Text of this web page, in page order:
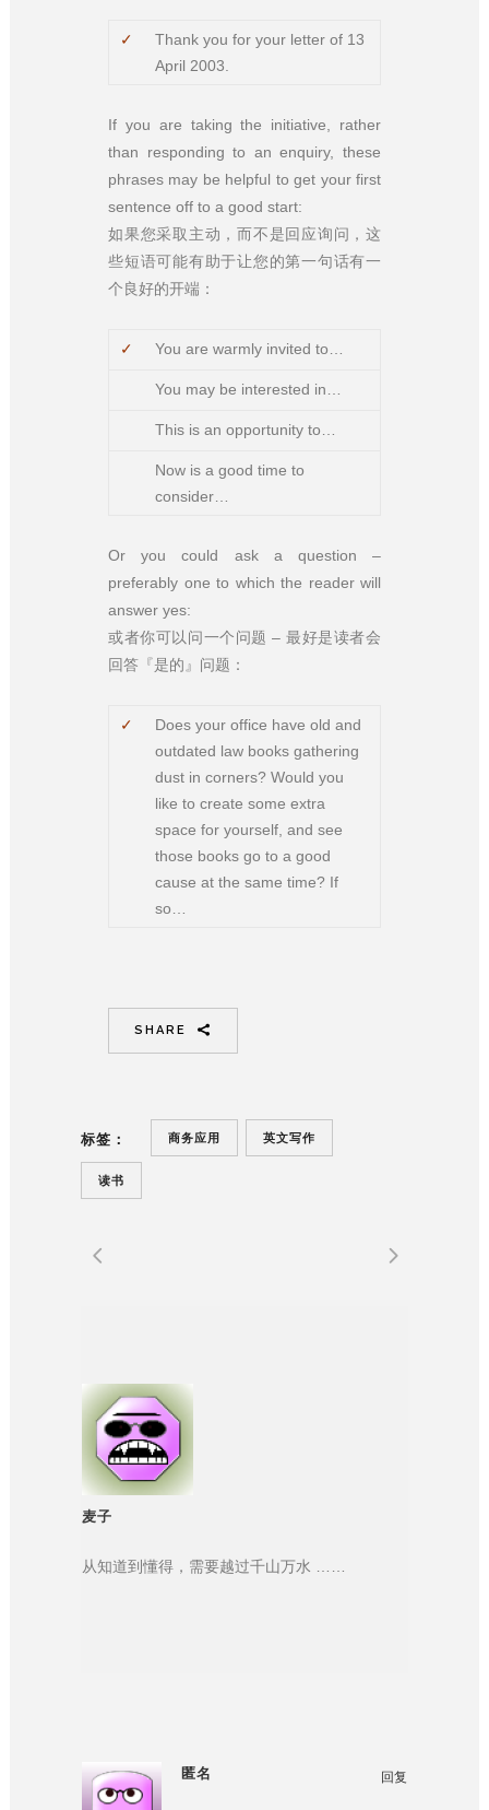
✓
Thank you for your letter of 13
April 2003.
If you are taking the initiative, rather
than responding to an enquiry, these
phrases may be helpful to get your first
sentence off to a good start:
如果您采取主动，而不是回应询问，这
些短语可能有助于让您的第一句话有一
个良好的开端：
✓ You are warmly invited to…
You may be interested in…
This is an opportunity to…
Now is a good time to
consider…
Or you could ask a question –
preferably one to which the reader will
answer yes:
或者你可以问一个问题 – 最好是读者会
回答『是的』问题：
✓
Does your office have old and
outdated law books gathering
dust in corners? Would you
like to create some extra
space for yourself, and see
those books go to a good
cause at the same time? If
so…
SHARE
标签： 商务应用 英文写作
读书
麦子
从知道到懂得，需要越过千山万水 ……
匿名 回复